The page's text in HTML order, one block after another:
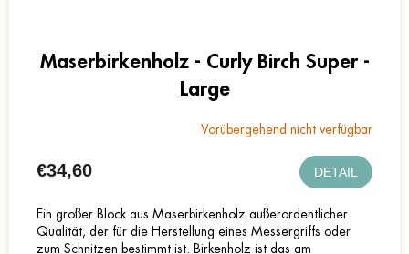
Maserbirkenholz - Curly Birch Super -
Large
Vorübergehend nicht verfügbar
€34,60 DETAIL
Ein großer Block aus Maserbirkenholz außerordentlicher
Qualität, der für die Herstellung eines Messergriffs oder
zum Schnitzen bestimmt ist. Birkenholz ist das am